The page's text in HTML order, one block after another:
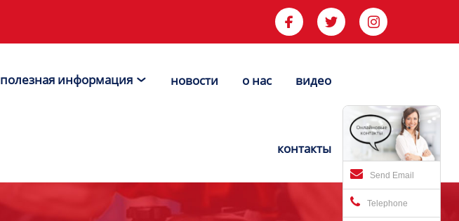
  
полезная информация  новости о нас видео
контакты

Send Email
Telephone